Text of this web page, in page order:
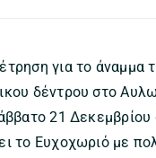
για το άναμμα
δέντρου στο
21 Δεκεμβρίου
το Ευχοχωριό με